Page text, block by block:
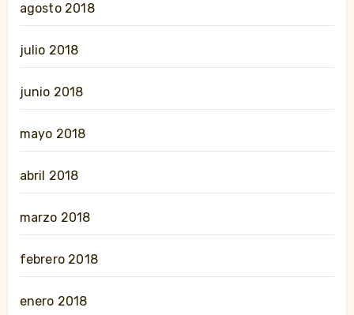
agosto 2018
julio 2018
junio 2018
mayo 2018
abril 2018
marzo 2018
febrero 2018
enero 2018